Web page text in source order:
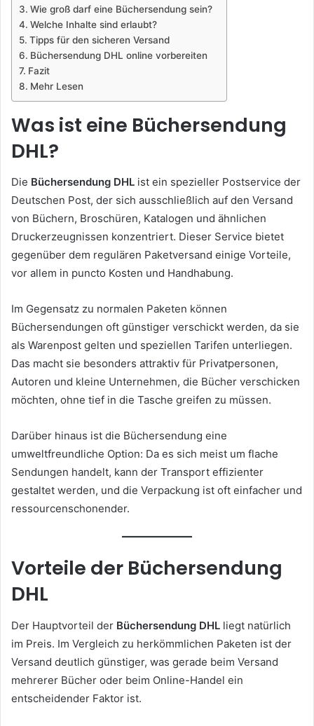
Wie groß darf eine Büchersendung sein?
Welche Inhalte sind erlaubt?
Tipps für den sicheren Versand
Büchersendung DHL online vorbereiten
Fazit
Mehr Lesen
Was ist eine Büchersendung
DHL?
Die Büchersendung DHL ist ein spezieller Postservice der
Deutschen Post, der sich ausschließlich auf den Versand
von Büchern, Broschüren, Katalogen und ähnlichen
Druckerzeugnissen konzentriert. Dieser Service bietet
gegenüber dem regulären Paketversand einige Vorteile,
vor allem in puncto Kosten und Handhabung.
Im Gegensatz zu normalen Paketen können
Büchersendungen oft günstiger verschickt werden, da sie
als Warenpost gelten und speziellen Tarifen unterliegen.
Das macht sie besonders attraktiv für Privatpersonen,
Autoren und kleine Unternehmen, die Bücher verschicken
möchten, ohne tief in die Tasche greifen zu müssen.
Darüber hinaus ist die Büchersendung eine
umweltfreundliche Option: Da es sich meist um flache
Sendungen handelt, kann der Transport effizienter
gestaltet werden, und die Verpackung ist oft einfacher und
ressourcenschonender.
Vorteile der Büchersendung
DHL
Der Hauptvorteil der Büchersendung DHL liegt natürlich
im Preis. Im Vergleich zu herkömmlichen Paketen ist der
Versand deutlich günstiger, was gerade beim Versand
mehrerer Bücher oder beim Online-Handel ein
entscheidender Faktor ist.